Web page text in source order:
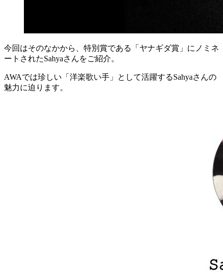
今回はそのなかから、特別賞である「ヤナギダ賞」にノミネ
ートされたSahyaさんをご紹介。
AWAでは珍しい「 洋楽歌い手 」として活躍するSahyaさんの
魅力に迫ります。